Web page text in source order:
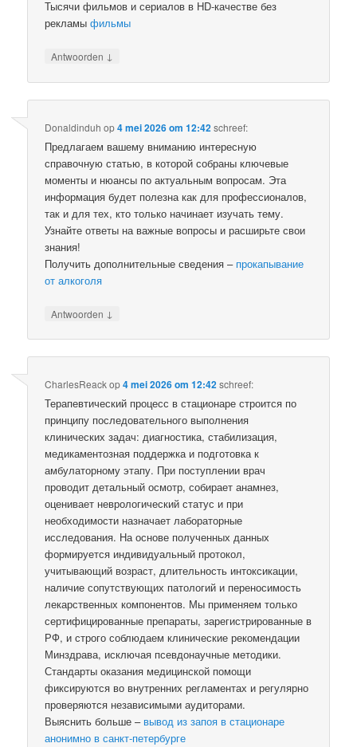
Тысячи фильмов и сериалов в HD-качестве без
рекламыфильмы
Antwoorden ↓
Donaldinduh op4 mei 2026 om 12:42schreef:
Предлагаем вашему вниманию интересную
справочную статью, в которой собраны ключевые
моменты и нюансы по актуальным вопросам. Эта
информация будет полезна как для профессионалов,
так и для тех, кто только начинает изучать тему.
Узнайте ответы на важные вопросы и расширьте свои
знания!
Получить дополнительные сведения – прокапывание
от алкоголя
Antwoorden ↓
CharlesReackop4 mei 2026 om 12:42schreef:
Терапевтический процесс в стационаре строится по
принципу последовательного выполнения
клинических задач: диагностика, стабилизация,
медикаментозная поддержка и подготовка к
амбулаторному этапу. При поступлении врач
проводит детальный осмотр, собирает анамнез,
оценивает неврологический статус и при
необходимости назначает лабораторные
исследования. На основе полученных данных
формируется индивидуальный протокол,
учитывающий возраст, длительность интоксикации,
наличие сопутствующих патологий и переносимость
лекарственных компонентов. Мы применяем только
сертифицированные препараты, зарегистрированные в
РФ, и строго соблюдаем клинические рекомендации
Минздрава, исключая псевдонаучные методики.
Стандарты оказания медицинской помощи
фиксируются во внутренних регламентах и регулярно
проверяются независимыми аудиторами.
Выяснить больше – вывод из запоя в стационаре
анонимно в санкт-петербурге